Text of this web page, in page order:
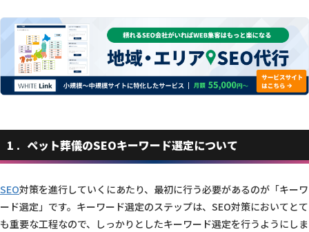
1 ペット葬儀のSEOキーワード選定について
SEO対策を進行していくにあたり、最初に行う必要があるのが「キーワ
ード選定」です。キーワード選定のステップは、SEO対策においてとて
も重要な工程なので、しっかりとしたキーワード選定を行うようにしま